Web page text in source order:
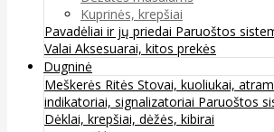
Kuprinės, krepšiai
Pavadėliai ir jų priedai Paruoštos
Valai Aksesuarai, kitos prekės
Dugninė
Meškerės Ritės Stovai, kuoliukai,
indikatoriai, signalizatoriai Paruoštos
Dėklai, krepšiai, dėžės, kibirai